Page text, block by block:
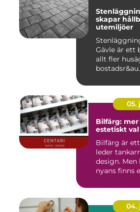
skapar
utemiljöer
Gävle är ett
allt fler
05.
Bilfärg:
estetiskt val
Bilfärg är
leder
design.
nyans finns
04.